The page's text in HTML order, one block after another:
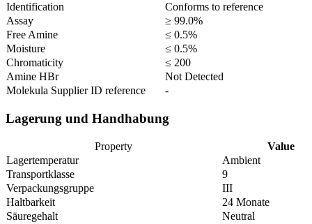
Identification
Conforms to reference
Assay
≥ 99.0%
Free Amine
≤ 0.5%
Moisture
≤ 0.5%
Chromaticity
≤ 200
Amine HBr
Not Detected
Molekula Supplier ID reference
-
Lagerung und Handhabung
Property
Value
Lagertemperatur
Ambient
Transportklasse
9
Verpackungsgruppe
III
Haltbarkeit
24 Monate
Säuregehalt
Neutral